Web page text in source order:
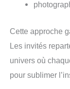
Cette approche
Les invités
univers où
pour sublimer